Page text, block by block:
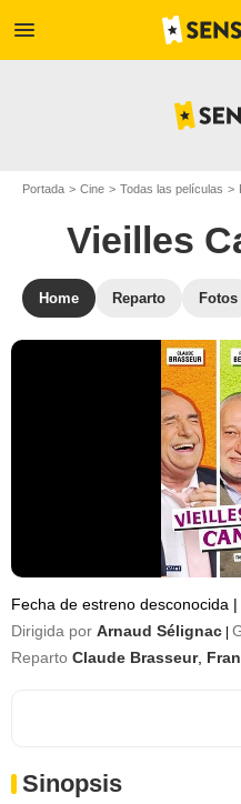
menu
Portada Cine Todas las películas
Vieilles
Home Reparto Fotos
Fecha de estreno desconocida |
Dirigida por Arnaud Sélignac
Reparto Claude Brasseur,
Sinopsis